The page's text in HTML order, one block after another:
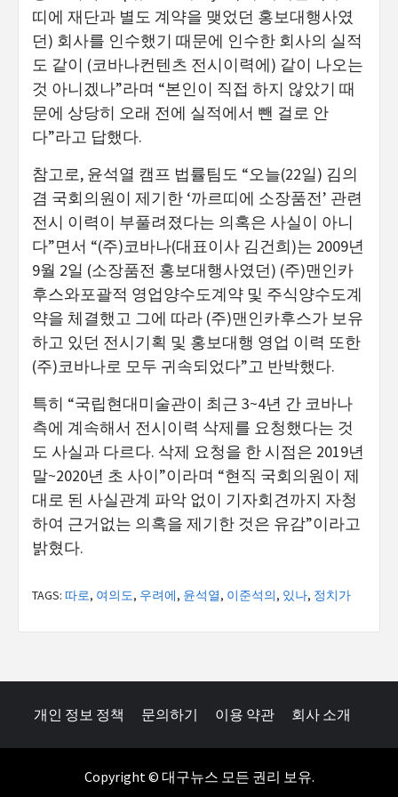
띠에 재단과 별도 계약을 맺었던 홍보대행사였
던) 회사를 인수했기 때문에 인수한 회사의 실적
도 같이 (코바나컨텐츠 전시이력에) 같이 나오는
것 아니겠나”라며 “본인이 직접 하지 않았기 때
문에 상당히 오래 전에 실적에서 뺀 걸로 안
다”라고 답했다.
참고로, 윤석열 캠프 법률팀도 “오늘(22일) 김의
겸 국회의원이 제기한 ‘까르띠에 소장품전’ 관련
전시 이력이 부풀려졌다는 의혹은 사실이 아니
다”면서 “(주)코바나(대표이사 김건희)는 2009년
9월 2일 (소장품전 홍보대행사였던) (주)맨인카
후스와포괄적 영업양수도계약 및 주식양수도계
약을 체결했고 그에 따라 (주)맨인카후스가 보유
하고 있던 전시기획 및 홍보대행 영업 이력 또한
(주)코바나로 모두 귀속되었다”고 반박했다.
특히 “국립현대미술관이 최근 3~4년 간 코바나
측에 계속해서 전시이력 삭제를 요청했다는 것
도 사실과 다르다. 삭제 요청을 한 시점은 2019년
말~2020년 초 사이”이라며 “현직 국회의원이 제
대로 된 사실관계 파악 없이 기자회견까지 자청
하여 근거없는 의혹을 제기한 것은 유감”이라고
밝혔다.
TAGS: 따로, 여의도, 우려에, 윤석열, 이준석의, 있나, 정치가
개인 정보 정책 문의하기 이용 약관 회사 소개
Copyright © 대구뉴스 모든 권리 보유.